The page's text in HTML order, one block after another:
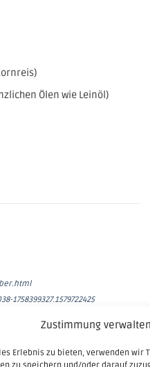
Zustimmung verwalten
Erlebnis zu bieten, verwenden wir
Ölen wie Leinöl)